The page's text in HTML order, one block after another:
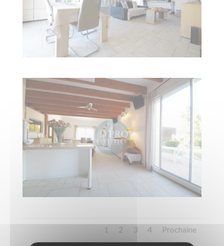
1 2 3 4 Prochaine